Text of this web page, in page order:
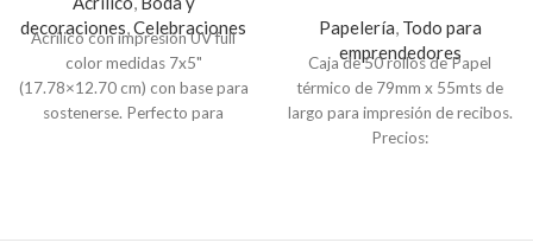
decoraciones,Celebraciones
Acrílico con impresión UV full
color medidas 7x5"
(17.78×12.70 cm) con base para
sostenerse. Perfecto para
Papelería, Todo para
emprendedores
Caja de 50 rollos de Papel
térmico de 79mm x 55mts de
largo para impresión de recibos.
Precios:
$1.15 c/u